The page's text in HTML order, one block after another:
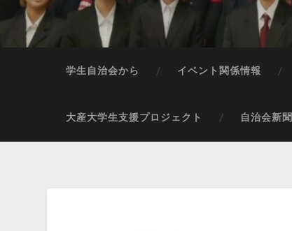
学生自治会から イベント関係情報
大産大学生支援プロジェクト 自治会新聞